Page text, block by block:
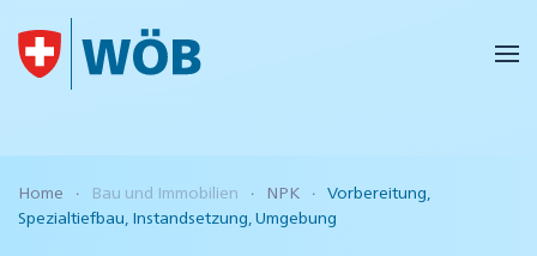
Skip to main content
Home Bau und Immobilien NPK
Vorbereitung,
Spezialtiefbau, Instandsetzung, Umgebung